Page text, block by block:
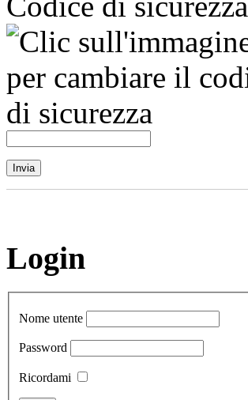
Login
Nome utente
Password
Ricordami